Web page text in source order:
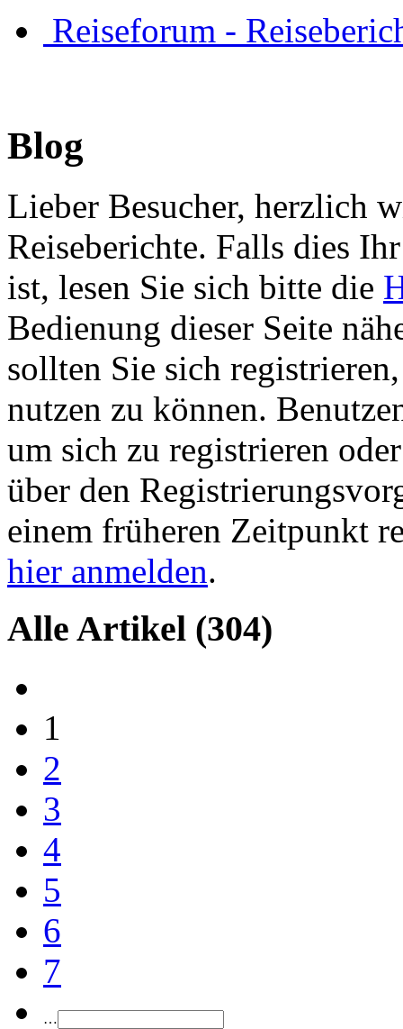
Reiseforum -
Blog
Lieber Besucher, herzlich
Reiseberichte. Falls dies
ist, lesen Sie sich bitte die
Bedienung dieser Seite
sollten Sie sich
nutzen zu können.
um sich zu registrieren
über den
einem früheren Zeitpunkt
hier anmelden.
Alle Artikel (304)
1
2
3
4
5
6
7
…